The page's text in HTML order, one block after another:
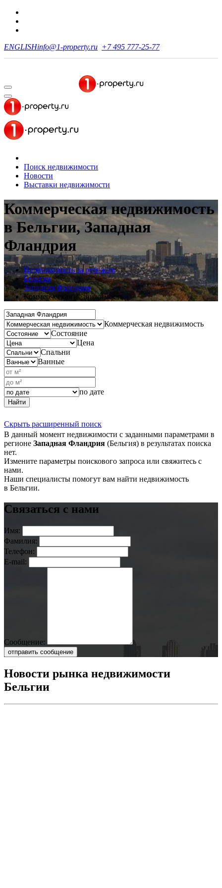
ENGLISHinfo@1-property.ru +7 495 777-25-77
Поиск недвижимости
Новости
Выставки недвижимости
Коммерческая недвижимость
в Бельгии, Западная
Фландрия
Недвижимость за рубежом
Бельгия
Западная Фландрия
Коммерческая недвижимость
Коммерческая недвижимость
Состояние
Цена
Спальни
Ванные
по дате
Найти
Скрыть расширенный поиск
В данный момент недвижимости с заданными параметрами в
регионе Западная Фландрия (Бельгия) в результатах поиска
нет.
Измените параметры поискового запроса или свяжитесь с
нами.
Наши специалисты помогут вам найти недвижимость
в Бельгии.
Связаться с нами
Имя:
Фамилия:
Телефон:
E-mail:
Сообщение:
отправить сообщение
Новости рынка недвижимости
Бельгии